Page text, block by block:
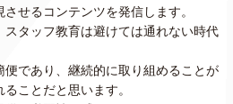
せるコンテンツを発信します。
タッフ教育は避けては通れない時代
便であり、継続的に取り組めることが
ことだと思います。